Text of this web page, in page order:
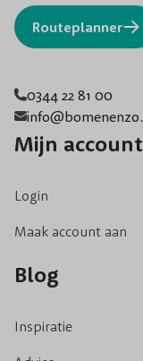
Routeplanner
0344 22 81 00
Mijn account
Login
Maak account aan
Blog
Inspiratie